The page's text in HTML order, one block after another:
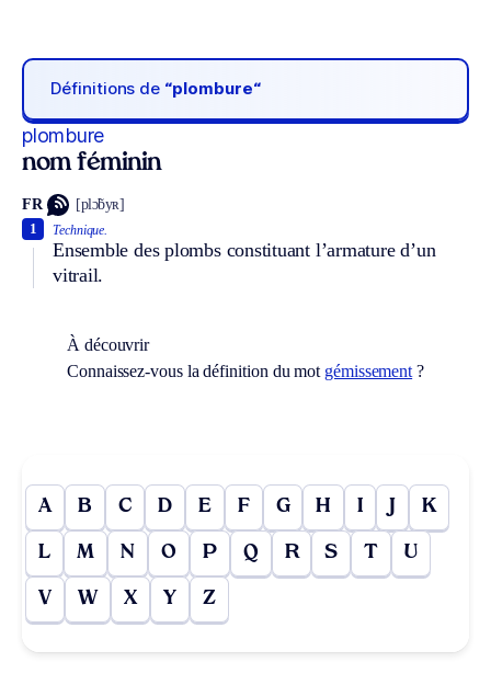
Définitions de “plombure“
plombure
nom féminin
FR [plɔ̃byʀ]
Technique.
Ensemble des plombs constituant l’armature d’un
vitrail.
1
À découvrir
Connaissez-vous la définition du mot gémissement ?
A B C D E F G H I J K
L M N O P Q R S T U
V W X Y Z